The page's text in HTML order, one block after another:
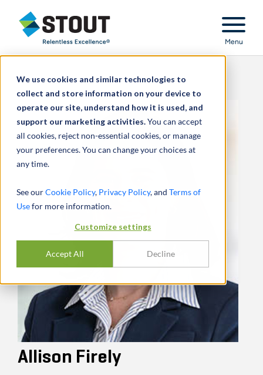
We use cookies and similar technologies to
collect and store information on your device to
operate our site, understand how it is used, and
support our marketing activities.You can accept
all cookies, reject non-essential cookies, or manage
your preferences. You can change your choices at
any time.
See ourCookie Policy, Privacy Policy, and Terms of
Usefor more information.
Customize settings
Accept All Decline
Stout Relentless Excellence
Menu
Allison Firely